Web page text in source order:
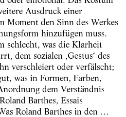
Ausdruck einer
Moment den Sinn des Werkes
hinzufügen muss.
schlecht, was die Klarheit
dem sozialen ‚Gestus‘ des
verschleiert oder verfälscht;
was in Formen, Farben,
dem Verständnis
Barthes, Essais
Roland Barthes in den …